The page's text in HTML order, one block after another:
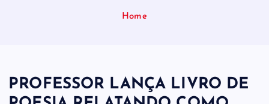
Home
PROFESSOR LANÇA LIVRO DE